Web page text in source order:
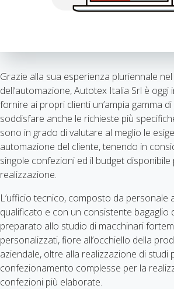
Grazie alla sua esperienza pluriennale
dell’automazione, Autotex Italia Srl è oggi
fornire ai propri clienti un’ampia gamma
soddisfare anche le richieste più
sono in grado di valutare al meglio le
automazione del cliente, tenendo in
singole confezioni ed il budget disponibile
realizzazione.
L’ufficio tecnico, composto da personale
qualificato e con un consistente bagaglio
preparato allo studio di macchinari
personalizzati, fiore all’occhiello della
aziendale, oltre alla realizzazione di studi
confezionamento complesse per la
confezioni più elaborate.